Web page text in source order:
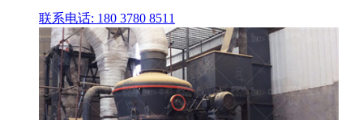
联系电话: 180 3780 8511